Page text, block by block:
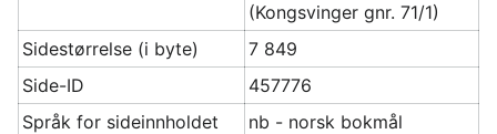
(Kongsvinger gnr. 71/1)
Sidestørrelse (i byte)
7 849
Side-ID
457776
Språk for sideinnholdet
nb - norsk bokmål